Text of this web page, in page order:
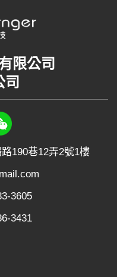
限公司
司
190巷12弄2號1樓
3605
3431